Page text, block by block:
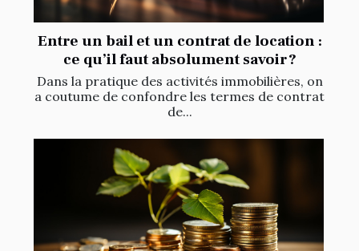
Entre un bail et un contrat de location :
ce qu’il faut absolument savoir ?
Dans la pratique des activités immobilières, on
a coutume de confondre les termes de contrat
de...